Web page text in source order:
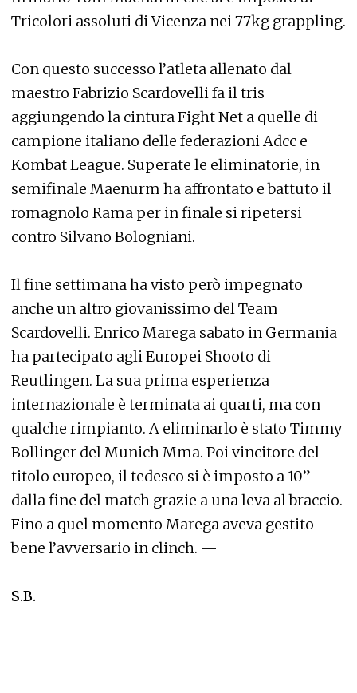
Tricolori assoluti di Vicenza nei 77kg grappling.
Con questo successo l’atleta allenato dal
maestro Fabrizio Scardovelli fa il tris
aggiungendo la cintura Fight Net a quelle di
campione italiano delle federazioni Adcc e
Kombat League. Superate le eliminatorie, in
semifinale Maenurm ha affrontato e battuto il
romagnolo Rama per in finale si ripetersi
contro Silvano Bologniani.
Il fine settimana ha visto però impegnato
anche un altro giovanissimo del Team
Scardovelli. Enrico Marega sabato in Germania
ha partecipato agli Europei Shooto di
Reutlingen. La sua prima esperienza
internazionale è terminata ai quarti, ma con
qualche rimpianto. A eliminarlo è stato Timmy
Bollinger del Munich Mma. Poi vincitore del
titolo europeo, il tedesco si è imposto a 10”
dalla fine del match grazie a una leva al braccio.
Fino a quel momento Marega aveva gestito
bene l’avversario in clinch. —
S.B.